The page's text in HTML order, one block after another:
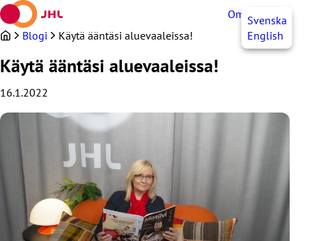
Siirry
sisältöön
OmaJHLSvenska
English
Blogi Käytä ääntäsi aluevaaleissa!
Käytä ääntäsi aluevaaleissa!
16.1.2022